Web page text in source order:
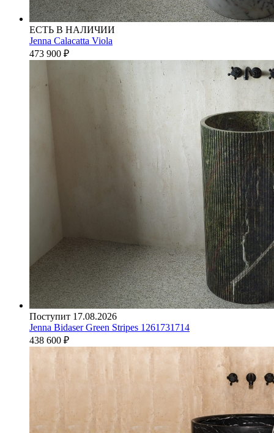
ЕСТЬ В НАЛИЧИИ
Jenna Calacatta Viola
473 900 ₽
Поступит 17.08.2026
Jenna Bidaser Green Stripes 1261731714
438 600 ₽